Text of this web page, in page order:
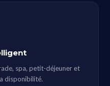
spa, petit-déjeuner et
disponibilité.